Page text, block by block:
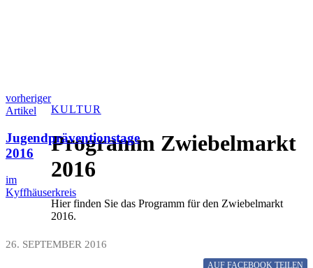
vorheriger
Artikel
Jugendpräventionstage
2016
im
Kyffhäuserkreis
KULTUR
Programm Zwiebelmarkt
2016
Hier finden Sie das Programm für den Zwiebelmarkt
2016.
26. SEPTEMBER 2016
AUF FACEBOOK TEILEN